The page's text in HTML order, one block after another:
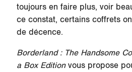
toujours en faire plus, voir
ce constat, certains coffrets
de décence.
Borderland : The Handsome
a Box Editionvous propose